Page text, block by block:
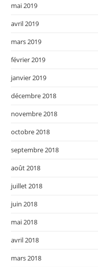
mai 2019
avril 2019
mars 2019
février 2019
janvier 2019
décembre 2018
novembre 2018
octobre 2018
septembre 2018
août 2018
juillet 2018
juin 2018
mai 2018
avril 2018
mars 2018